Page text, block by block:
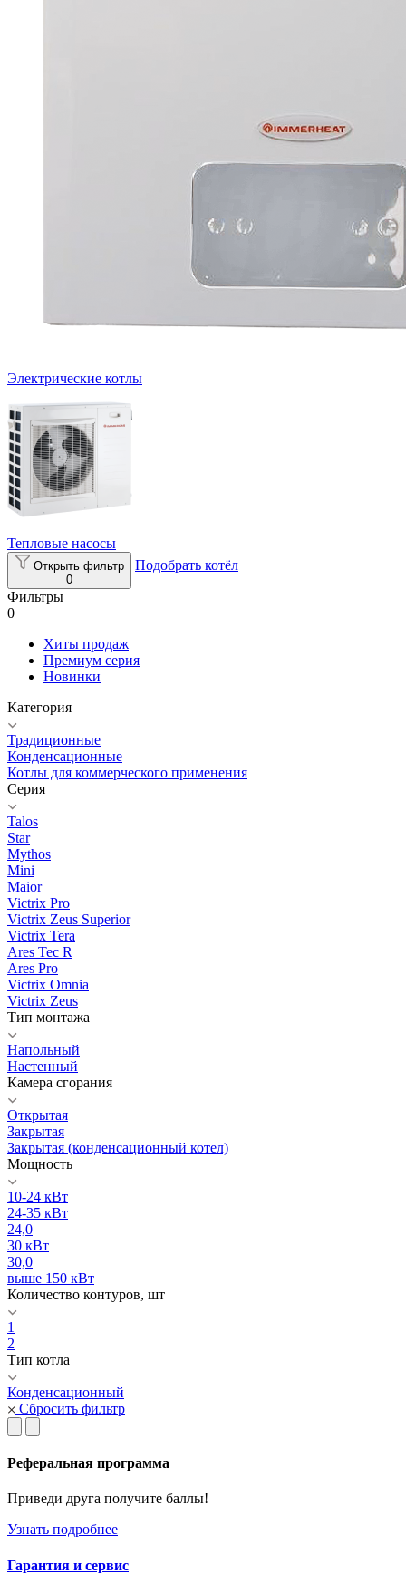
Электрические котлы
Тепловые насосы
Открыть фильтр
0
Подобрать котёл
Фильтры
0
Хиты продаж
Премиум серия
Новинки
Категория
Традиционные
Конденсационные
Котлы для коммерческого применения
Серия
Talos
Star
Mythos
Mini
Maior
Victrix Pro
Victrix Zeus Superior
Victrix Tera
Ares Tec R
Ares Pro
Victrix Omnia
Victrix Zeus
Тип монтажа
Напольный
Настенный
Камера сгорания
Открытая
Закрытая
Закрытая (конденсационный котел)
Мощность
10-24 кВт
24-35 кВт
24,0
30 кВт
30,0
выше 150 кВт
Количество контуров, шт
1
2
Тип котла
Конденсационный
Сбросить фильтр
Реферальная программа
Приведи друга получите баллы!
Узнать подробнее
Гарантия и сервис